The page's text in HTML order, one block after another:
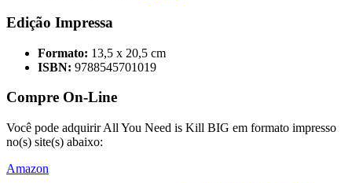
Edição Impressa
Formato: 13,5 x 20,5 cm
ISBN: 9788545701019
Compre On-Line
Você pode adquirir All You Need is Kill BIG em formato impresso
no(s) site(s) abaixo:
Amazon